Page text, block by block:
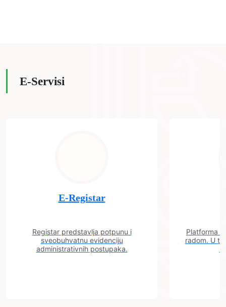
E-Servisi
E-Registar
Registar predstavlja potpunu i
sveobuhvatnu evidenciju
administrativnih postupaka.
Platforma
radom. U